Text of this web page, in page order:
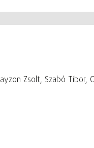
Zsolt, Szabó Tibor,